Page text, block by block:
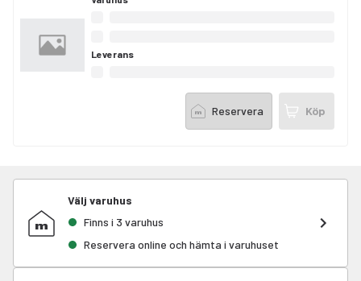
Leverans
Reservera Köp
Välj varuhus
Finns i 3 varuhus
Reservera online och hämta i varuhuset